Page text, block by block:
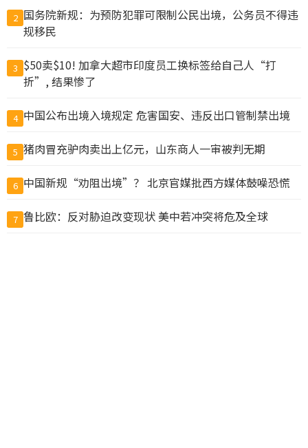
2 国务院新规：为预防犯罪可限制公民出境，公务员不得违
规移民
3 $50卖$10! 加拿大超市印度员工换标签给自己人“打
折”, 结果惨了
4 中国公布出境入境规定 危害国安、违反出口管制禁出境
5 猪肉冒充驴肉卖出上亿元，山东商人一审被判无期
6 中国新规“劝阻出境”？ 北京官媒批西方媒体鼓噪恐慌
7 鲁比欧：反对胁迫改变现状 美中若冲突将危及全球